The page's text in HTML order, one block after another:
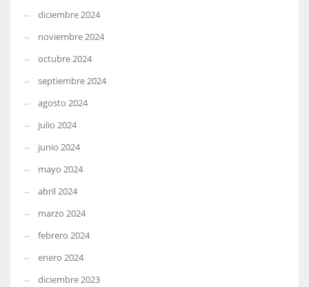
diciembre 2024
noviembre 2024
octubre 2024
septiembre 2024
agosto 2024
julio 2024
junio 2024
mayo 2024
abril 2024
marzo 2024
febrero 2024
enero 2024
diciembre 2023